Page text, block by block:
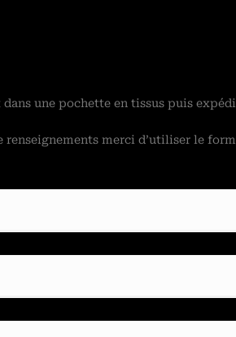
une pochette en tissus puis
renseignements merci d’utiliser le